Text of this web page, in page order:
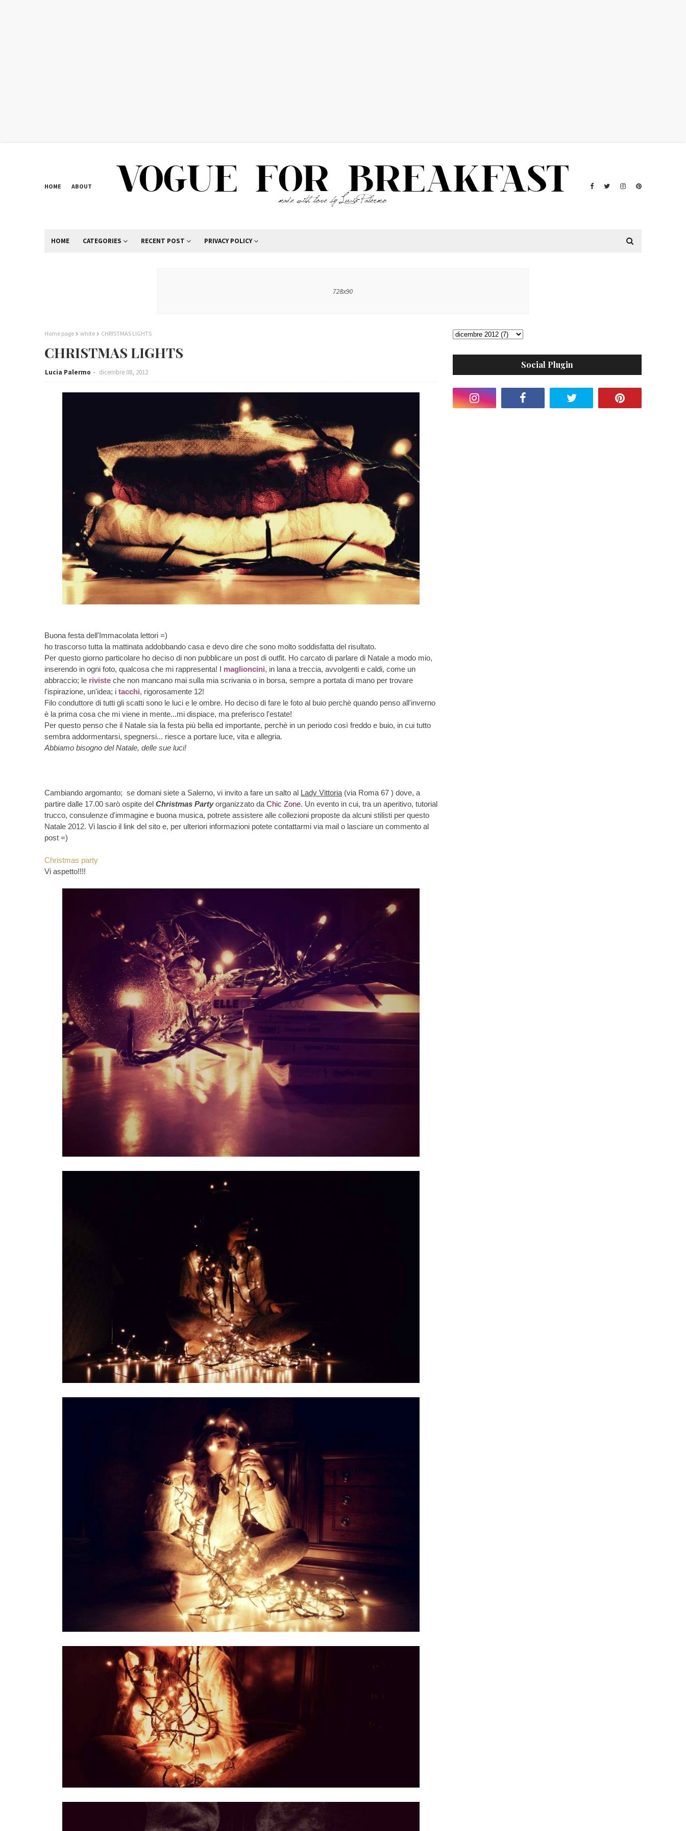
HOME ABOUT CONTACT
HOME CATEGORIES RECENT POST PRIVACY POLICY
Home page white CHRISTMAS LIGHTS
CHRISTMAS LIGHTS
Lucia Palermo dicembre 08, 2012
Buona festa dell'Immacolata lettori =)
ho trascorso tutta la mattinata addobbando casa e devo dire che sono molto soddisfatta del risultato.
Per questo giorno particolare ho deciso di non pubblicare un post di outfit. Ho carcato di parlare di Natale a modo mio,
inserendo in ogni foto, qualcosa che mi rappresenta! I maglioncini, in lana a treccia, avvolgenti e caldi, come un
abbraccio; le riviste che non mancano mai sulla mia scrivania o in borsa, sempre a portata di mano per trovare
l'ispirazione, un'idea; i tacchi, rigorosamente 12!
Filo conduttore di tutti gli scatti sono le luci e le ombre. Ho deciso di fare le foto al buio perchè quando penso all'inverno
è la prima cosa che mi viene in mente...mi dispiace, ma preferisco l'estate!
Per questo penso che il Natale sia la festa più bella ed importante, perchè in un periodo così freddo e buio, in cui tutto
sembra addormentarsi, spegnersi... riesce a portare luce, vita e allegria.
Abbiamo bisogno del Natale, delle sue luci!
Cambiando argomanto; se domani siete a Salerno, vi invito a fare un salto al Lady Vittoria (via Roma 67 ) dove, a
partire dalle 17.00 sarò ospite del Christmas Partyorganizzato da Chic Zone. Un evento in cui, tra un aperitivo, tutorial
trucco, consulenze d'immagine e buona musica, potrete assistere alle collezioni proposte da alcuni stilisti per questo
Natale 2012. Vi lascio il link del sito e, per ulteriori informazioni potete contattarmi via mail o lasciare un commento al
post =)
Christmas party
Vi aspetto!!!!
Social Plugin